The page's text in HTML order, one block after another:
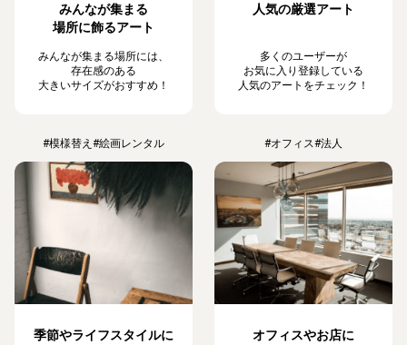
みんなが集まる
場所に飾るアート
みんなが集まる場所には、
存在感のある
大きいサイズがおすすめ！
人気の厳選アート
多くのユーザーが
お気に入り登録している
人気のアートをチェック！
#模様替え #絵画レンタル
季節やライフスタイルに
#オフィス#法人
オフィスやお店に